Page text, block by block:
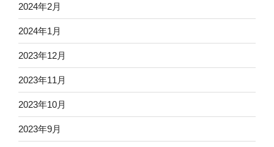
2024年2月
2024年1月
2023年12月
2023年11月
2023年10月
2023年9月